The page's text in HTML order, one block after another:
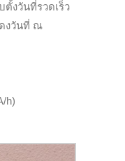
งวันที่รวดเร็ว
งวันที่ ณ
h)